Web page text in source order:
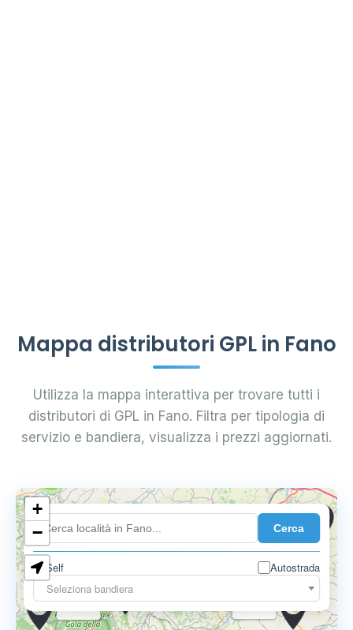
Mappa distributori GPL in Fano
Utilizza la mappa interattiva per trovare tutti i
distributori di GPL in Fano. Filtra per tipologia di
servizio e bandiera, visualizza i prezzi aggiornati.
Cerca
Self
Autostrada
Seleziona bandiera
0.749 €
0.799 €
0.799 €
+
−